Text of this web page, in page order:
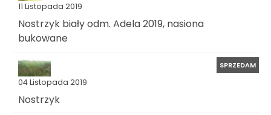
11 Listopada 2019
Nostrzyk biały odm. Adela 2019, nasiona
bukowane
04 Listopada 2019
SPRZEDAM
Nostrzyk